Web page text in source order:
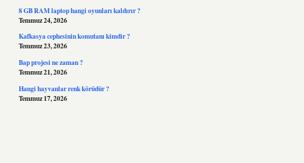
8 GB RAM laptop hangi oyunları kaldırır ?
Temmuz 24, 2026
Kafkasya cephesinin komutanı kimdir ?
Temmuz 23, 2026
Bap projesi ne zaman ?
Temmuz 21, 2026
Hangi hayvanlar renk körüdür ?
Temmuz 17, 2026